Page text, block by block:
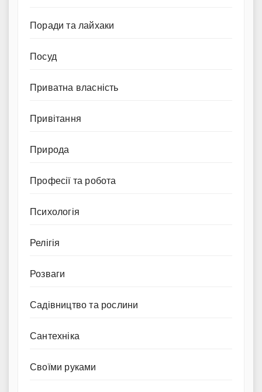
Поради та лайхаки
Посуд
Приватна власність
Привітання
Природа
Професії та робота
Психологія
Релігія
Розваги
Садівництво та рослини
Сантехніка
Своїми руками